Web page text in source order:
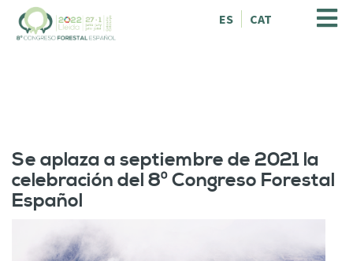
ES CAT
Se aplaza a septiembre de 2021 la
celebración del 8º Congreso Forestal
Español